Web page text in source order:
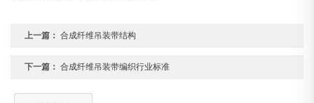
上一篇： 合成纤维吊装带结构
下一篇： 合成纤维吊装带编织行业标准